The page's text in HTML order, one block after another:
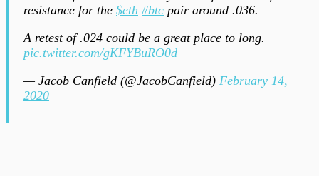
resistance for the $eth #btc pair around .036.
A retest of .024 could be a great place to long.
pic.twitter.com/gKFYBuRO0d
— Jacob Canfield (@JacobCanfield) February 14,
2020